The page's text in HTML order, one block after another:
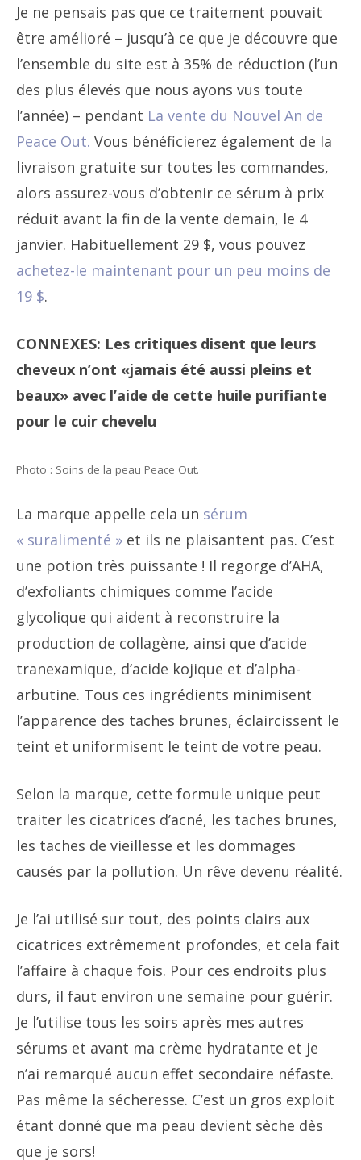
Je ne pensais pas que ce traitement pouvait
être amélioré – jusqu’à ce que je découvre que
l’ensemble du site est à 35% de réduction (l’un
des plus élevés que nous ayons vus toute
l’année) – pendant La vente du Nouvel An de
Peace Out. Vous bénéficierez également de la
livraison gratuite sur toutes les commandes,
alors assurez-vous d’obtenir ce sérum à prix
réduit avant la fin de la vente demain, le 4
janvier. Habituellement 29 $, vous pouvez
achetez-le maintenant pour un peu moins de
19 $.
CONNEXES: Les critiques disent que leurs
cheveux n’ont «jamais été aussi pleins et
beaux» avec l’aide de cette huile purifiante
pour le cuir chevelu
Photo : Soins de la peau Peace Out.
La marque appelle cela un sérum
« suralimenté » et ils ne plaisantent pas. C’est
une potion très puissante ! Il regorge d’AHA,
d’exfoliants chimiques comme l’acide
glycolique qui aident à reconstruire la
production de collagène, ainsi que d’acide
tranexamique, d’acide kojique et d’alpha-
arbutine. Tous ces ingrédients minimisent
l’apparence des taches brunes, éclaircissent le
teint et uniformisent le teint de votre peau.
Selon la marque, cette formule unique peut
traiter les cicatrices d’acné, les taches brunes,
les taches de vieillesse et les dommages
causés par la pollution. Un rêve devenu réalité.
Je l’ai utilisé sur tout, des points clairs aux
cicatrices extrêmement profondes, et cela fait
l’affaire à chaque fois. Pour ces endroits plus
durs, il faut environ une semaine pour guérir.
Je l’utilise tous les soirs après mes autres
sérums et avant ma crème hydratante et je
n’ai remarqué aucun effet secondaire néfaste.
Pas même la sécheresse. C’est un gros exploit
étant donné que ma peau devient sèche dès
que je sors!